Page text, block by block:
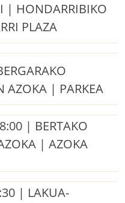
| HONDARRIBIKO
PLAZA
AZOKA | PARKEA
| BERTAKO
| AZOKA
| LAKUA-